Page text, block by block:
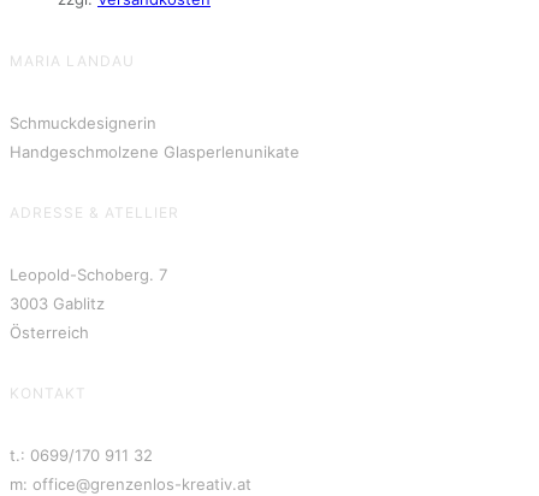
MARIA LANDAU
Schmuckdesignerin
Handgeschmolzene Glasperlenunikate
ADRESSE & ATELLIER
Leopold-Schoberg. 7
3003 Gablitz
Österreich
KONTAKT
t.: 0699/170 911 32
m: office@grenzenlos-kreativ.at